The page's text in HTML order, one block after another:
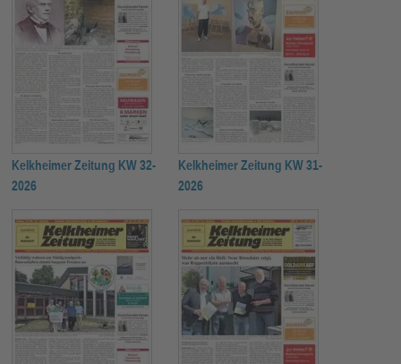
Kelkheimer Zeitung KW 32-
2026
Kelkheimer Zeitung KW 31-
2026